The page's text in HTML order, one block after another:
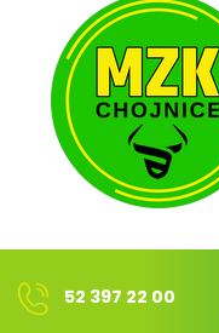
52 397 22 00
A